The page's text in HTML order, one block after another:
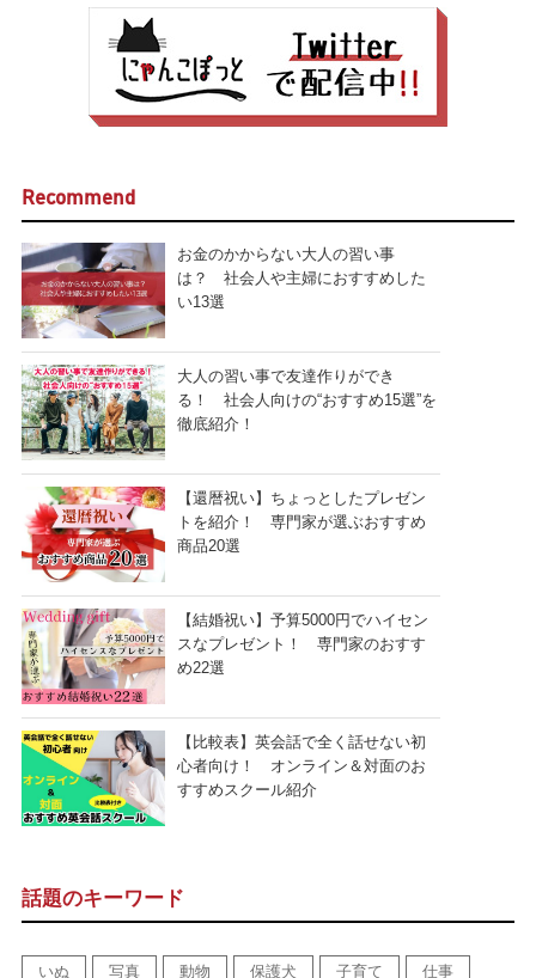
Recommend
お金のかからない大人の習い事
は？ 社会人や主婦におすすめした
い13選
大人の習い事で友達作りができ
る！ 社会人向けの“おすすめ15選”を
徹底紹介！
【還暦祝い】ちょっとしたプレゼン
トを紹介！ 専門家が選ぶおすすめ
商品20選
【結婚祝い】予算5000円でハイセン
スなプレゼント！ 専門家のおすす
め22選
【比較表】英会話で全く話せない初
心者向け！ オンライン＆対面のお
すすめスクール紹介
話題のキーワード
いぬ 写真 動物 保護犬 子育て 仕事